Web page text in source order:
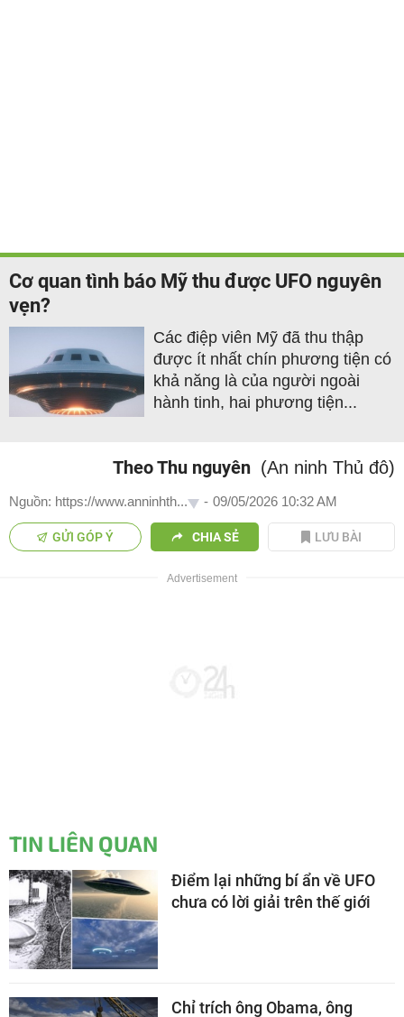
Cơ quan tình báo Mỹ thu được UFO nguyên
vẹn?
Các điệp viên Mỹ đã thu thập
được ít nhất chín phương tiện có
khả năng là của người ngoài
hành tinh, hai phương tiện...
Theo Thu nguyên (An ninh Thủ đô)
Nguồn: https://www.anninhth... - 09/05/2026 10:32 AM
GỬI GÓP Ý CHIA SẺ LƯU BÀI
TIN LIÊN QUAN
Điểm lại những bí ẩn về UFO
chưa có lời giải trên thế giới
Chỉ trích ông Obama, ông